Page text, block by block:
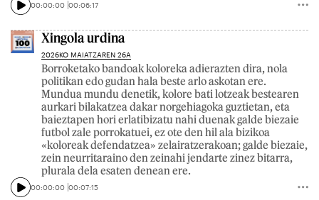
00:00:00 00:06:17
Xingola urdina
2026KO MAIATZAREN 26A
Borroketako bandoak koloreka adierazten dira, nola
politikan edo gudan hala beste arlo askotan ere.
Mundua mundu denetik, kolore bati lotzeak bestearen
aurkari bilakatzea dakar norgehiagoka guztietan, eta
baieztapen hori erlatibizatu nahi duenak galde biezaie
futbol zale porrokatuei, ez ote den hil ala bizikoa
«koloreak defendatzea» zelairatzerakoan; galde biezaie,
zein neurritaraino den zeinahi jendarte zinez bitarra,
plurala dela esaten denean ere.
00:00:00 00:07:15